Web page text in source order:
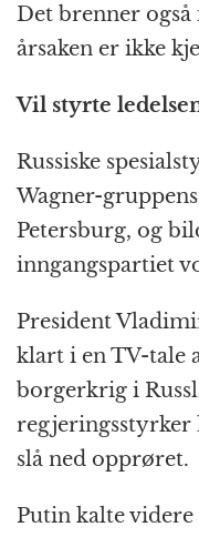
Det brenner
årsaken er ikke
Vil styrte
Russiske
Wagner-
Petersburg, og
inngangspartiet
President
klart i en TV-tale
borgerkrig i
slå ned opprøret.
Putin kalte